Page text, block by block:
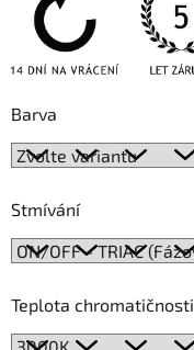
Barva
Stmívání
Teplota chromatičnosti